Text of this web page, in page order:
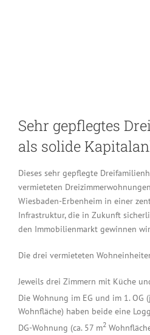
Sehr gepflegtes
als solide
Dieses sehr gepflegte
vermieteten
Wiesbaden-Erbenheim in einer
Infrastruktur, die in Zukunft
den Immobilienmarkt gewinnen
Die drei vermieteten
Jeweils drei Zimmern mit Küche
Die Wohnung im EG und im 1. OG
Wohnfläche) haben beide eine
DG-Wohnung (ca. 57 m2